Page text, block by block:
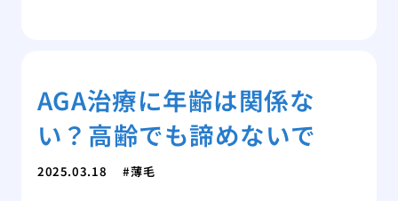
AGA治療に年齢は関係な
い？高齢でも諦めないで
2025.03.18 薄毛